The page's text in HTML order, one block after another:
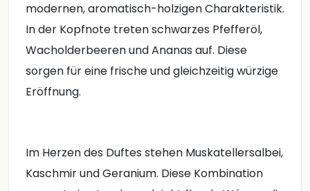
modernen, aromatisch-holzigen Charakteristik.
In der Kopfnote treten schwarzes Pfefferöl,
Wacholderbeeren und Ananas auf. Diese
sorgen für eine frische und gleichzeitig würzige
Eröffnung.
Im Herzen des Duftes stehen Muskatellersalbei,
Kaschmir und Geranium. Diese Kombination